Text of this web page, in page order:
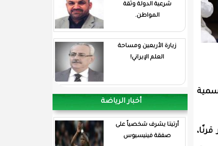
شرعية الدولة وثقة
المواطن.
زيارة الأربعين ومساحة
العلم الإيراني!
أخبار الرياضة
أرتيتا يشرف شخصياً على
صفقة فينيسيوس